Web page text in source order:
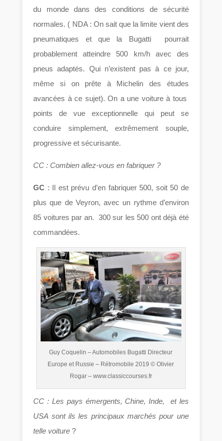
du monde dans des conditions de sécurité
normales. ( NDA : On sait que la limite vient des
pneumatiques et que la Bugatti pourrait
probablement atteindre 500 km/h avec des
pneus adaptés. Qui n’existent pas à ce jour,
même si on prête à Michelin des études
avancées à ce sujet). On a une voiture à tous
points de vue exceptionnelle qui peut se
conduire simplement, extrêmement souple,
progressive et sécurisante.
CC : Combien allez-vous en fabriquer ?
GC : Il est prévu d’en fabriquer 500, soit 50 de
plus que de Veyron, avec un rythme d’environ
85 voitures par an. 300 sur les 500 ont déjà été
commandées.
Guy Coquelin – Automobiles Bugatti Directeur
Europe et Russie – Rétromobile 2019 © Olivier
Rogar – www.classiccourses.fr
CC : Les pays émergents, Chine, Inde, et les
USA sont ils les principaux marchés pour une
telle voiture ?